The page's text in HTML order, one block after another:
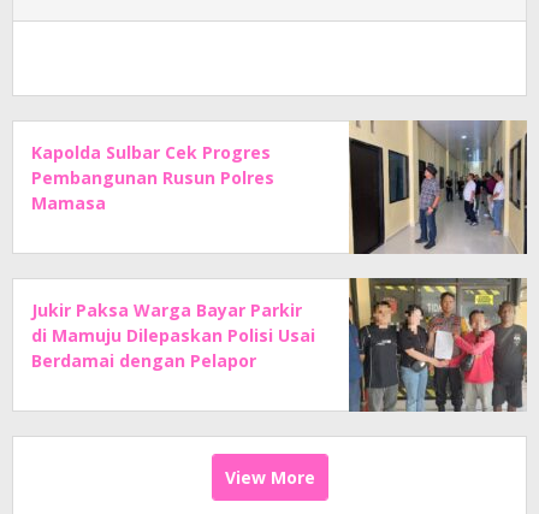
Kapolda Sulbar Cek Progres
Pembangunan Rusun Polres
Mamasa
Jukir Paksa Warga Bayar Parkir
di Mamuju Dilepaskan Polisi Usai
Berdamai dengan Pelapor
View More